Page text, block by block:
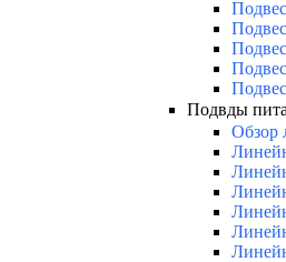
Подвды
Обзор